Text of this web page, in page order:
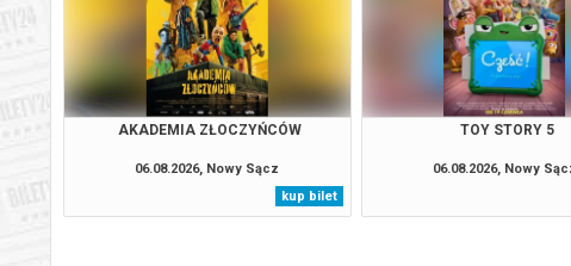
AKADEMIA ZŁOCZYŃCÓW
06.08.2026, Nowy Sącz
kup bilet
TOY STORY 5
06.08.2026, Nowy